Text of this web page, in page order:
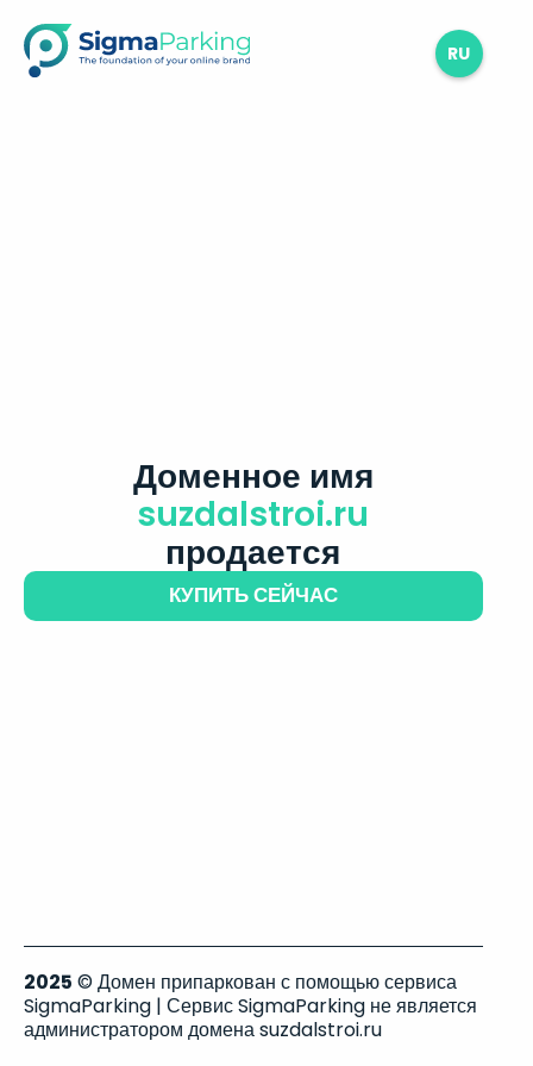
RU
Доменное имя
suzdalstroi.ru
продается
КУПИТЬ СЕЙЧАС
2025 © Домен припаркован с помощью сервиса
SigmaParking | Сервис SigmaParking не является
администратором домена suzdalstroi.ru